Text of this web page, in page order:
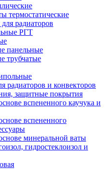
термостатические
радиаторов
РГТ
панельные
трубчатые
радиаторов и конвекторов
защитные покрытия
вспененного каучука и
вспененного
минеральной ваты
гидростеклоизол и